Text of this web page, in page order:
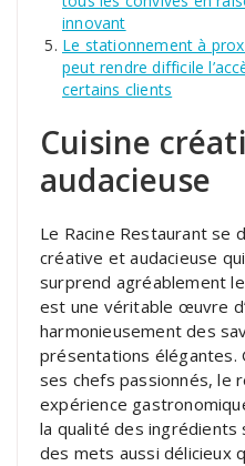
innovant
Le stationnement à
peut rendre difficile
certains clients
Cuisine
audacieuse
Le Racine Restaurant se
créative et audacieuse
surprend agréablement
est une véritable œuvre
harmonieusement des
présentations élégantes.
ses chefs passionnés, le
expérience
la qualité des
des mets aussi délicieux